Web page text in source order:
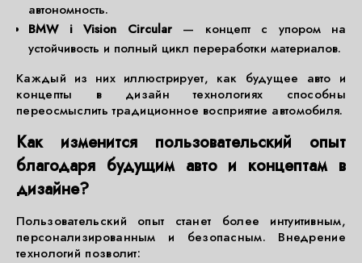
автономность.
BMW i Vision Circular— концепт с упором на
устойчивость и полный цикл переработки материалов.
Каждый из них иллюстрирует, как будущее авто и
концепты в дизайн технологиях способны
переосмыслить традиционное восприятие автомобиля.
Как изменится пользовательский опыт
благодаря будущим авто и концептам в
дизайне?
Пользовательский опыт станет более интуитивным,
персонализированным и безопасным. Внедрение
технологий позволит: